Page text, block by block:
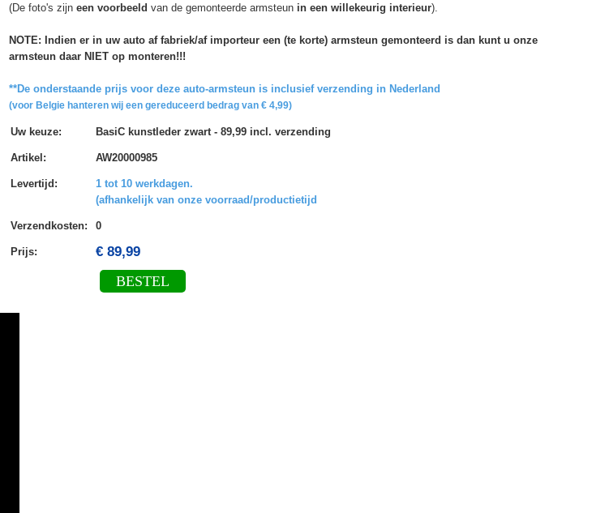
(De foto's zijn een voorbeeld van de gemonteerde armsteun in een willekeurig interieur).
NOTE: Indien er in uw auto af fabriek/af importeur een (te korte) armsteun gemonteerd is dan kunt u onze
armsteun daar NIET op monteren!!!
**De onderstaande prijs voor deze auto-armsteun is inclusief verzending in Nederland
(voor Belgie hanteren wij een gereduceerd bedrag van € 4,99)
Uw keuze: BasiC kunstleder zwart - 89,99 incl. verzending
Artikel : AW20000985
Levertijd :
1 tot 10 werkdagen.
(afhankelijk van onze voorraad/productietijd
Verzendkosten: 0
Prijs: € 89,99
BESTEL